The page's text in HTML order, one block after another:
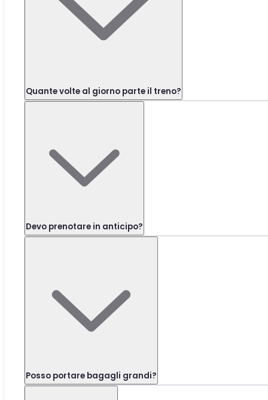
Quante volte al giorno parte il treno?
Devo prenotare in anticipo?
Posso portare bagagli grandi?